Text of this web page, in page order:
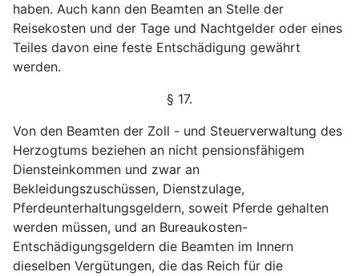
haben. Auch kann den Beamten an Stelle der
Reisekosten und der Tage und Nachtgelder oder eines
Teiles davon eine feste Entschädigung gewährt
werden.
§ 17.
Von den Beamten der Zoll - und Steuerverwaltung des
Herzogtums beziehen an nicht pensionsfähigem
Diensteinkommen und zwar an
Bekleidungszuschüssen, Dienstzulage,
Pferdeunterhaltungsgeldern, soweit Pferde gehalten
werden müssen, und an Bureaukosten-
Entschädigungsgeldern die Beamten im Innern
dieselben Vergütungen, die das Reich für die